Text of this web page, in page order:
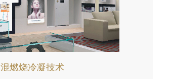
燃烧冷凝技术